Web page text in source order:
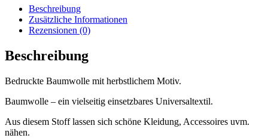
Beschreibung
Zusätzliche Informationen
Rezensionen (0)
Beschreibung
Bedruckte Baumwolle mit herbstlichem Motiv.
Baumwolle – ein vielseitig einsetzbares Universaltextil.
Aus diesem Stoff lassen sich schöne Kleidung, Accessoires uvm.
nähen.